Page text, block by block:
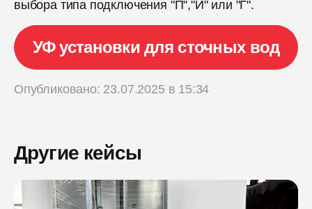
выбора типа подключения "П","И" или "Г".
УФ установки для сточных вод
Опубликовано: 23.07.2025 в 15:34
Другие кейсы